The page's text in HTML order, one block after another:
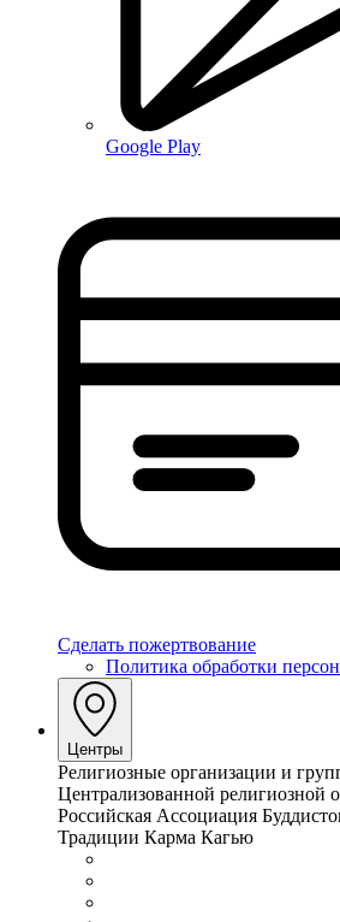
Google Play
Сделать пожертвование
Политика обработки
Центры
Религиозные организации и
Централизованной религиозной
Российская Ассоциация
Традиции Карма Кагью